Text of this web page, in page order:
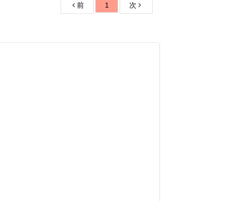
前 1 次